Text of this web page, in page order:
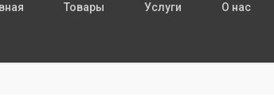
Товары Услуги О нас